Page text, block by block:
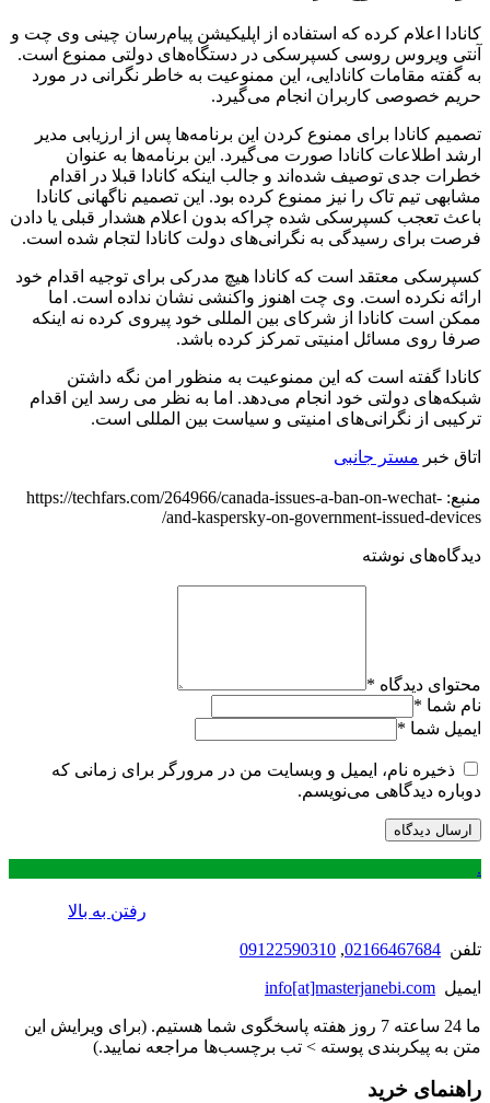
کانادا اعلام کرده که استفاده از اپلیکیشن پیام‌رسان چینی وی چت و
آنتی ویروس روسی کسپرسکی در دستگاه‌های دولتی ممنوع است.
به گفته مقامات کانادایی، این ممنوعیت به خاطر نگرانی در مورد
حریم خصوصی کاربران انجام می‌گیرد.
تصمیم کانادا برای ممنوع کردن این برنامه‌ها پس از ارزیابی مدیر
ارشد اطلاعات کانادا صورت می‌گیرد. این برنامه‌ها به عنوان
خطرات جدی توصیف شده‌اند و جالب اینکه کانادا قبلا در اقدام
مشابهی تیم تاک را نیز ممنوع کرده بود. این تصمیم ناگهانی کانادا
باعث تعجب کسپرسکی شده چراکه بدون اعلام هشدار قبلی یا دادن
فرصت برای رسیدگی به نگرانی‌های دولت کانادا لتجام شده است.
کسپرسکی معتقد است که کانادا هیچ مدرکی برای توجیه اقدام خود
ارائه نکرده است. وی چت اهنوز واکنشی نشان نداده است. اما
ممکن است کانادا از شرکای بین المللی خود پیروی کرده نه اینکه
صرفا روی مسائل امنیتی تمرکز کرده باشد.
کانادا گفته است که این ممنوعیت به منظور امن نگه داشتن
شبکه‌های دولتی خود انجام می‌دهد. اما به نظر می رسد این اقدام
ترکیبی از نگرانی‌های امنیتی و سیاست بین المللی است.
اتاق خبر مستر جانبی
منبع: https://techfars.com/264966/canada-issues-a-ban-on-wechat-
and-kaspersky-on-government-issued-devices/
دیدگاه‌های نوشته
محتوای دیدگاه *
نام شما *
ایمیل شما *
ذخیره نام، ایمیل و وبسایت من در مرورگر برای زمانی که
دوباره دیدگاهی می‌نویسم.
.
رفتن به بالا
تلفن 02166467684
,
09122590310
ایمیل info[at]masterjanebi.com
ما 24 ساعته 7 روز هفته پاسخگوی شما هستیم. (برای ویرایش این
متن به پیکربندی پوسته > تب برچسب‌ها مراجعه نمایید.)
راهنمای خرید